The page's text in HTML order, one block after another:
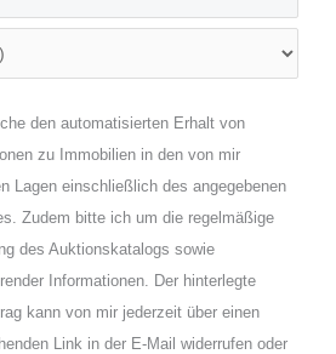
den automatisierten Erhalt von
zu Immobilien in den von mir
Lagen einschließlich des angegebenen
Zudem bitte ich um die regelmäßige
des Auktionskatalogs sowie
Informationen. Der hinterlegte
kann von mir jederzeit über einen
Link in der E-Mail widerrufen oder